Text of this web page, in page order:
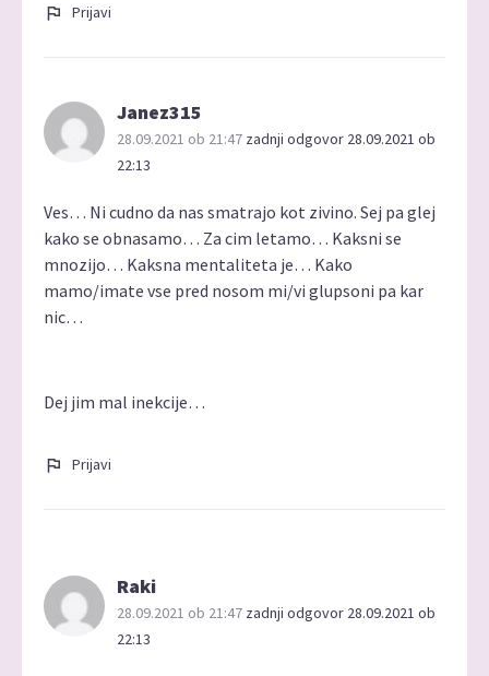
Prijavi
Janez315
28.09.2021 ob 21:47 zadnji odgovor 28.09.2021 ob
22:13
Ves… Ni cudno da nas smatrajo kot zivino. Sej pa glej
kako se obnasamo… Za cim letamo… Kaksni se
mnozijo… Kaksna mentaliteta je… Kako
mamo/imate vse pred nosom mi/vi glupsoni pa kar
nic…
Dej jim mal inekcije…
Prijavi
Raki
28.09.2021 ob 21:47 zadnji odgovor 28.09.2021 ob
22:13